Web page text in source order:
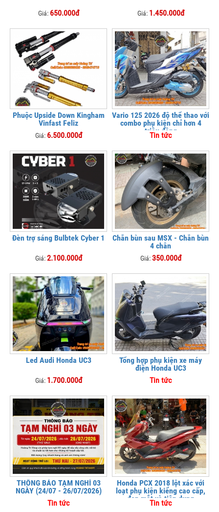
Giá: 650.000đ Giá: 1.450.000đ
Phuộc Upside Down Kingham
Vinfast Feliz
Giá: 6.500.000đ
Vario 125 2026 độ thể thao với
combo phụ kiện chỉ hơn 4
triệu đồng
Tin tức
Đèn trợ sáng Bulbtek Cyber 1
Giá:2.100.000đ
Chắn bùn sau MSX - Chắn bùn
4 chân
Giá:350.000đ
Led Audi Honda UC3
Giá: 1.700.000đ
Tổng hợp phụ kiện xe máy
điện Honda UC3
Tin tức
THÔNG BÁO TẠM NGHỈ 03
NGÀY (24/07 - 26/07/2026)
Tin tức
Honda PCX 2018 lột xác với
loạt phụ kiện kiểng cao cấp,
đẹp mắt và tiện dụng
Tin tức